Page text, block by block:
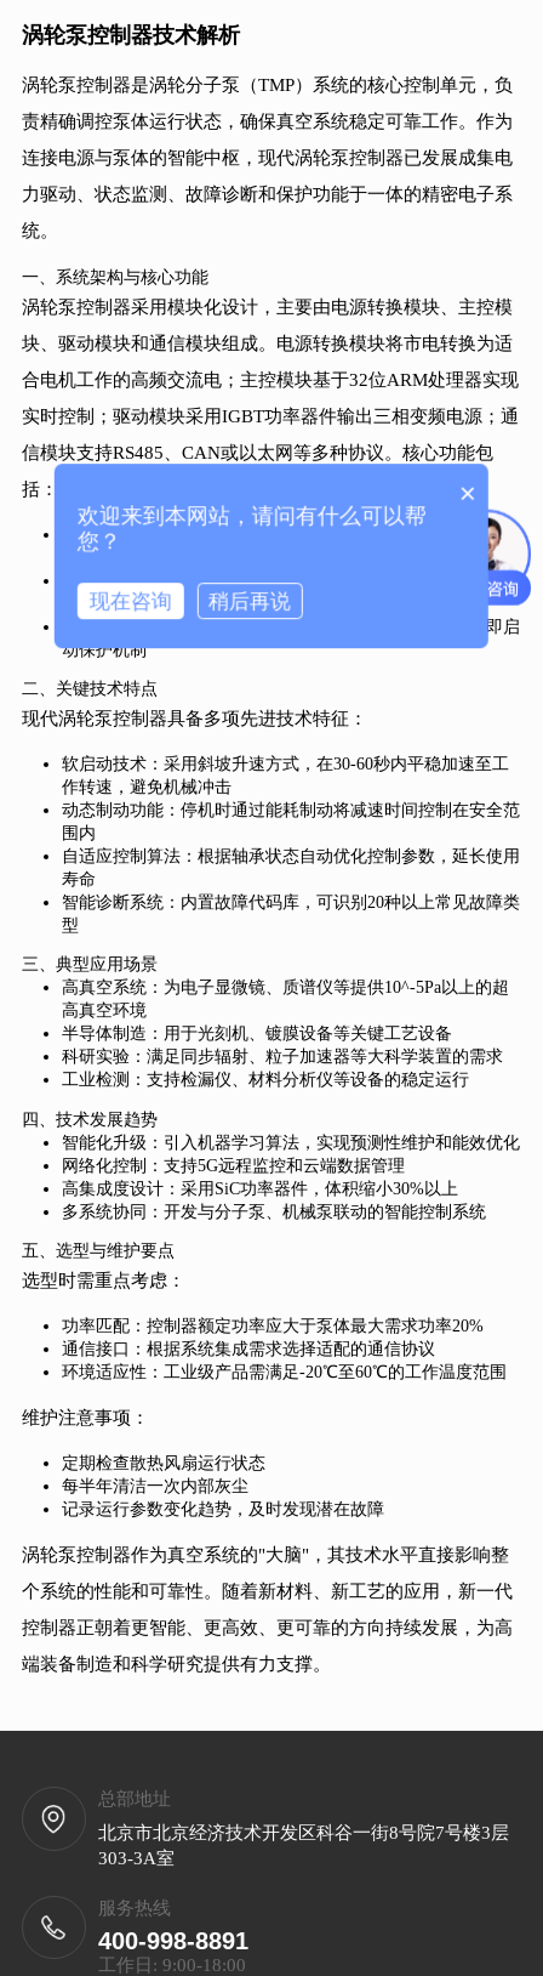
涡轮泵控制器技术解析
涡轮泵控制器是涡轮分子泵（TMP）系统的核心控制单元，负
责精确调控泵体运行状态，确保真空系统稳定可靠工作。作为
连接电源与泵体的智能中枢，现代涡轮泵控制器已发展成集电
力驱动、状态监测、故障诊断和保护功能于一体的精密电子系
统。
一、系统架构与核心功能
涡轮泵控制器采用模块化设计，主要由电源转换模块、主控模
块、驱动模块和通信模块组成。电源转换模块将市电转换为适
合电机工作的高频交流电；主控模块基于32位ARM处理器实现
实时控制；驱动模块采用IGBT功率器件输出三相变频电源；通
信模块支持RS485、CAN或以太网等多种协议。核心功能包
括：
变频驱动：输出频率400-2000Hz可调的三相电源，驱动无刷电
机达到设定转速
智能调速：根据负载变化自动调整输出功率，维持转速波动在
±1%以内
多重保护：实时监测电流、电压、温度等参数，异常时立即启
动保护机制
二、关键技术特点
现代涡轮泵控制器具备多项先进技术特征：
软启动技术：采用斜坡升速方式，在30-60秒内平稳加速至工
作转速，避免机械冲击
动态制动功能：停机时通过能耗制动将减速时间控制在安全范
围内
自适应控制算法：根据轴承状态自动优化控制参数，延长使用
寿命
智能诊断系统：内置故障代码库，可识别20种以上常见故障类
型
三、典型应用场景
高真空系统：为电子显微镜、质谱仪等提供10^-5Pa以上的超
高真空环境
半导体制造：用于光刻机、镀膜设备等关键工艺设备
科研实验：满足同步辐射、粒子加速器等大科学装置的需求
工业检测：支持检漏仪、材料分析仪等设备的稳定运行
四、技术发展趋势
智能化升级：引入机器学习算法，实现预测性维护和能效优化
网络化控制：支持5G远程监控和云端数据管理
高集成度设计：采用SiC功率器件，体积缩小30%以上
多系统协同：开发与分子泵、机械泵联动的智能控制系统
五、选型与维护要点
选型时需重点考虑：
功率匹配：控制器额定功率应大于泵体最大需求功率20%
通信接口：根据系统集成需求选择适配的通信协议
环境适应性：工业级产品需满足-20℃至60℃的工作温度范围
维护注意事项：
定期检查散热风扇运行状态
每半年清洁一次内部灰尘
记录运行参数变化趋势，及时发现潜在故障
涡轮泵控制器作为真空系统的"大脑"，其技术水平直接影响整
个系统的性能和可靠性。随着新材料、新工艺的应用，新一代
控制器正朝着更智能、更高效、更可靠的方向持续发展，为高
端装备制造和科学研究提供有力支撑。
总部地址
北京市北京经济技术开发区科谷一街8号院7号楼3层
303-3A室
服务热线
400-998-8891
工作日: 9:00-18:00
×
欢迎来到本网站，请问有什么可以帮
您？
现在咨询 稍后再说